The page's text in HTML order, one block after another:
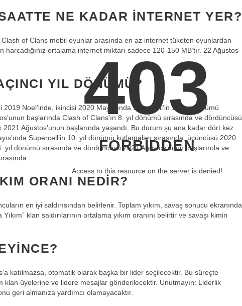
NE KADAR INTERNET YER?
of Clans mobil oyunlar arasında en az internet tüketen oyunlardan
ortalama internet miktarı sadece 120-150 MB’tır. 22 Ağustos
YIL DÖNÜMÜ?
Noel’inde, ikincisi 2020 Mayıs’ında Supercell’in 10. yıl dönümü
başlarında Clash of Clans’ın 8. yıl dönümü sırasında ve dördüncüsü
Ağustos’unun başlarında yaşandı. Bu durum şu ana kadar dört kez
Supercell’in 10. yıl dönümü kutlamaları sırasında, üçüncüsü 2020
yıl dönümü sırasında ve dördüncüsü 2021 Ağustos’unun başlarında ve
ORANI NEDIR?
en iyi saldırısından belirlenir. Toplam yıkım, savaş sonucu ekranında
klan saldırılarının ortalama yıkım oranını belirtir ve savaşı kimin
katılmazsa, otomatik olarak başka bir lider seçilecektir. Bu süreçte
klan üyelerine ve lidere mesajlar gönderilecektir. Unutmayın: Liderlik
geri almanıza yardımcı olamayacaktır.
403
FORBIDDEN
Access to this resource on the server is denied!